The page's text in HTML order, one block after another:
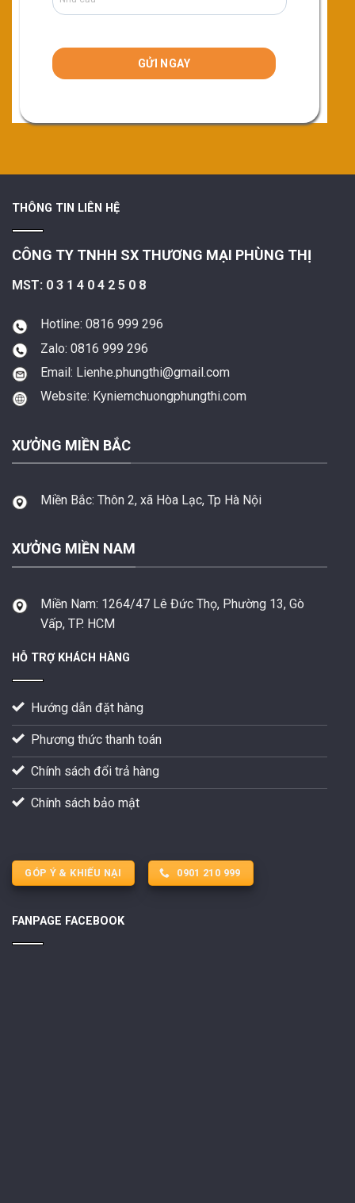
THÔNG TIN LIÊN HỆ
CÔNG TY TNHH SX THƯƠNG MẠI PHÙNG THỊ
MST: 0 3 1 4 0 4 2 5 0 8
Hotline: 0816 999 296
Zalo: 0816 999 296
Email: Lienhe.phungthi@gmail.com
Website: Kyniemchuongphungthi.com
XƯỞNG MIỀN BẮC
Miền Bắc: Thôn 2, xã Hòa Lạc, Tp Hà Nội
XƯỞNG MIỀN NAM
Miền Nam: 1264/47 Lê Đức Thọ, Phường 13, Gò
Vấp, TP. HCM
HỖ TRỢ KHÁCH HÀNG
Hướng dẫn đặt hàng
Phương thức thanh toán
Chính sách đổi trả hàng
Chính sách bảo mật
GÓP Ý & KHIẾU NẠI 0901 210 999
FANPAGE FACEBOOK